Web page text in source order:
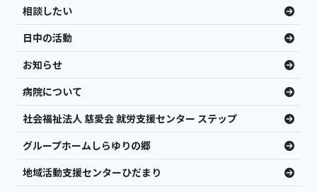
相談したい
日中の活動
お知らせ
病院について
社会福祉法人 慈愛会 就労支援センター ステップ
グループホームしらゆりの郷
地域活動支援センターひだまり